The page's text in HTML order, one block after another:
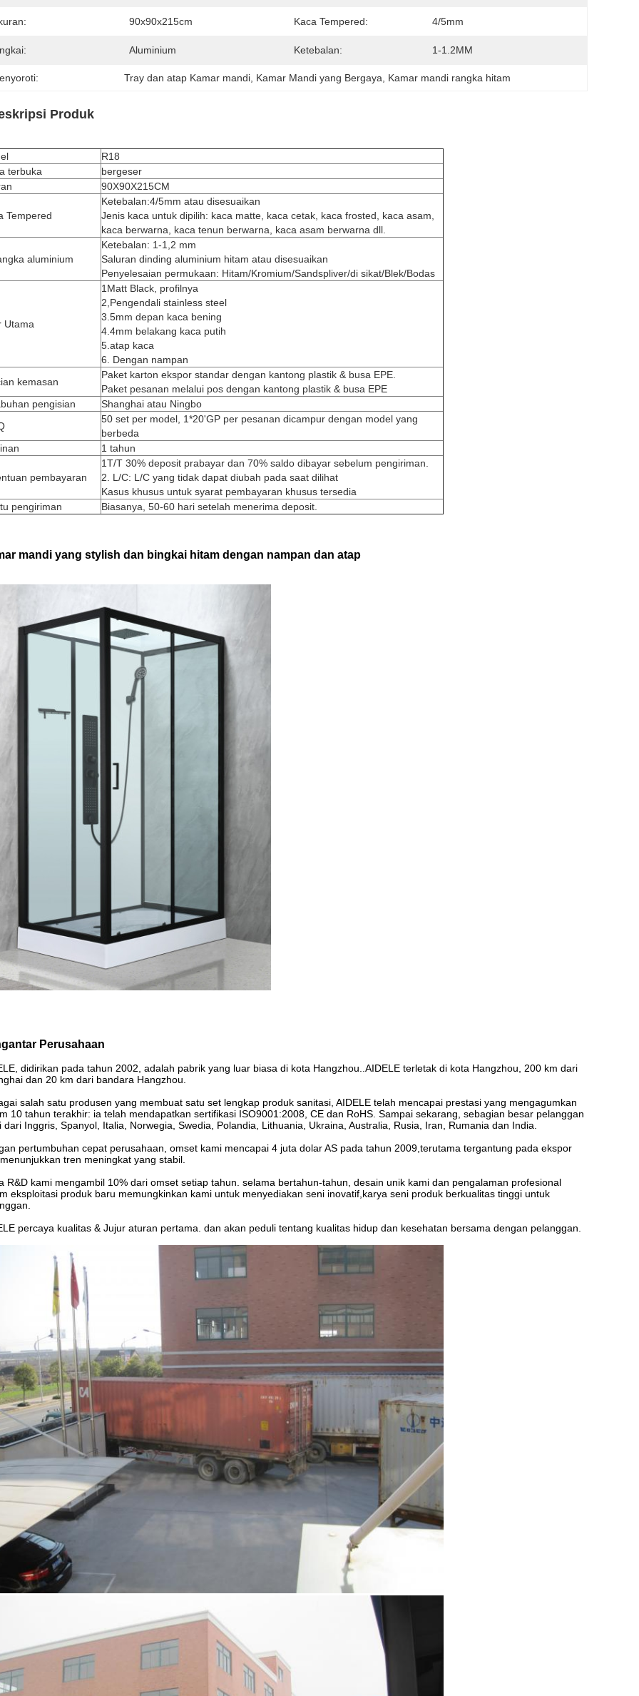
90x90x215cm Kaca Tempered: 4/5mm
Aluminium Ketebalan: 1-1.2MM
Tray dan atap Kamar mandi Kamar Mandi yang Bergaya Kamar mandi rangka hitam
Produk
R18
terbuka
bergeser
90X90X215CM
Tempered
Ketebalan:4/5mm atau disesuaikan
Jenis kaca untuk dipilih: kaca matte, kaca cetak, kaca frosted, kaca asam,
kaca berwarna, kaca tenun berwarna, kaca asam berwarna dll.
aluminium
Ketebalan: 1-1,2 mm
Saluran dinding aluminium hitam atau disesuaikan
Penyelesaian permukaan: Hitam/Kromium/Sandspliver/di sikat/Blek/Bodas
Utama
1Matt Black, profilnya
2,Pengendali stainless steel
3.5mm depan kaca bening
4.4mm belakang kaca putih
5.atap kaca
6. Dengan nampan
kemasan
Paket karton ekspor standar dengan kantong plastik & busa EPE.
Paket pesanan melalui pos dengan kantong plastik & busa EPE
pengisian
Shanghai atau Ningbo
50 set per model, 1*20'GP per pesanan dicampur dengan model yang
berbeda
1 tahun
pembayaran
1T/T 30% deposit prabayar dan 70% saldo dibayar sebelum pengiriman.
2. L/C: L/C yang tidak dapat diubah pada saat dilihat
Kasus khusus untuk syarat pembayaran khusus tersedia
pengiriman
Biasanya, 50-60 hari setelah menerima deposit.
mandi yang stylish dan bingkai hitam dengan nampan dan atap
Perusahaan
didirikan pada tahun 2002, adalah pabrik yang luar biasa di kota Hangzhou..AIDELE terletak di kota Hangzhou, 200 km dari
dan 20 km dari bandara Hangzhou.
salah satu produsen yang membuat satu set lengkap produk sanitasi, AIDELE telah mencapai prestasi yang mengagumkan
10 tahun terakhir: ia telah mendapatkan sertifikasi ISO9001:2008, CE dan RoHS. Sampai sekarang, sebagian besar pelanggan
dari Inggris, Spanyol, Italia, Norwegia, Swedia, Polandia, Lithuania, Ukraina, Australia, Rusia, Iran, Rumania dan India.
pertumbuhan cepat perusahaan, omset kami mencapai 4 juta dolar AS pada tahun 2009,terutama tergantung pada ekspor
tren meningkat yang stabil.
R&D kami mengambil 10% dari omset setiap tahun. selama bertahun-tahun, desain unik kami dan pengalaman profesional
eksploitasi produk baru memungkinkan kami untuk menyediakan seni inovatif,karya seni produk berkualitas tinggi untuk
percaya kualitas & Jujur aturan pertama. dan akan peduli tentang kualitas hidup dan kesehatan bersama dengan pelanggan.